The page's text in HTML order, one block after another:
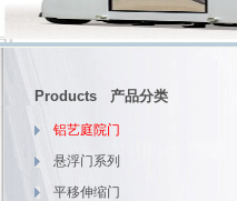
Products 产品分类
铝艺庭院门
悬浮门系列
平移伸缩门